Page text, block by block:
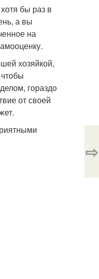
бы раз в
а вы
на
хозяйкой,
гораздо
от своей
⇨